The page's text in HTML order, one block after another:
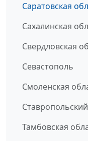
Саратовская
Сахалинская
Свердловская
Севастополь
Смоленская
Тамбовская